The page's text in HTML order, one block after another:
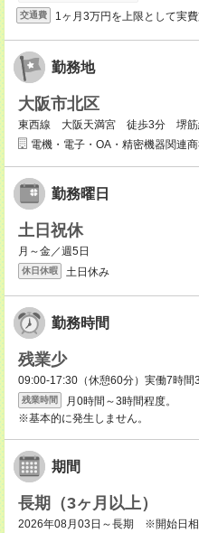
交通費 1ヶ月3万円を上限として実
勤務地
大阪市北区
東西線 大阪天満宮 徒歩3分 堺
電機・電子・OA・精密機器関連
勤務曜日
土日祝休
月～金／週5日
休日休暇 土日休み
勤務時間
残業少
09:00-17:30（休憩60分）実働7時間
残業時間
月0時間～3時間程度。
※基本的に発生しません。
期間
長期（3ヶ月以上）
2026年08月03日～長期 ※開始日